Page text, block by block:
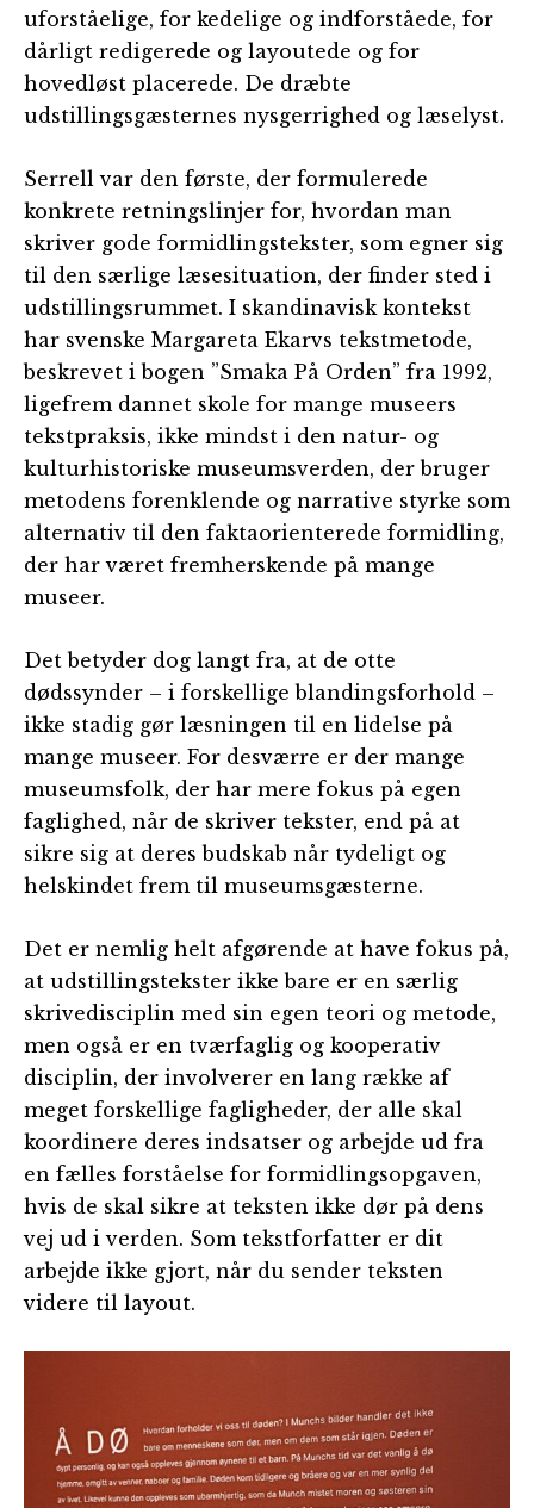
uforståelige, for kedelige og indforståede, for
dårligt redigerede og layoutede og for
hovedløst placerede. De dræbte
udstillingsgæsternes nysgerrighed og læselyst.
Serrell var den første, der formulerede
konkrete retningslinjer for, hvordan man
skriver gode formidlingstekster, som egner sig
til den særlige læsesituation, der finder sted i
udstillingsrummet. I skandinavisk kontekst
har svenske Margareta Ekarvs tekstmetode,
beskrevet i bogen ”Smaka På Orden” fra 1992,
ligefrem dannet skole for mange museers
tekstpraksis, ikke mindst i den natur- og
kulturhistoriske museumsverden, der bruger
metodens forenklende og narrative styrke som
alternativ til den faktaorienterede formidling,
der har været fremherskende på mange
museer.
Det betyder dog langt fra, at de otte
dødssynder – i forskellige blandingsforhold –
ikke stadig gør læsningen til en lidelse på
mange museer. For desværre er der mange
museumsfolk, der har mere fokus på egen
faglighed, når de skriver tekster, end på at
sikre sig at deres budskab når tydeligt og
helskindet frem til museumsgæsterne.
Det er nemlig helt afgørende at have fokus på,
at udstillingstekster ikke bare er en særlig
skrivedisciplin med sin egen teori og metode,
men også er en tværfaglig og kooperativ
disciplin, der involverer en lang række af
meget forskellige fagligheder, der alle skal
koordinere deres indsatser og arbejde ud fra
en fælles forståelse for formidlingsopgaven,
hvis de skal sikre at teksten ikke dør på dens
vej ud i verden. Som tekstforfatter er dit
arbejde ikke gjort, når du sender teksten
videre til layout.